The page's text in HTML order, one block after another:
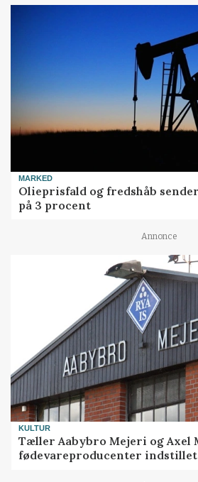
MARKED
Olieprisfald og fredshåb
på 3 procent
Annonce
KULTUR
Tæller Aabybro Mejeri og Axel
fødevareproducenter